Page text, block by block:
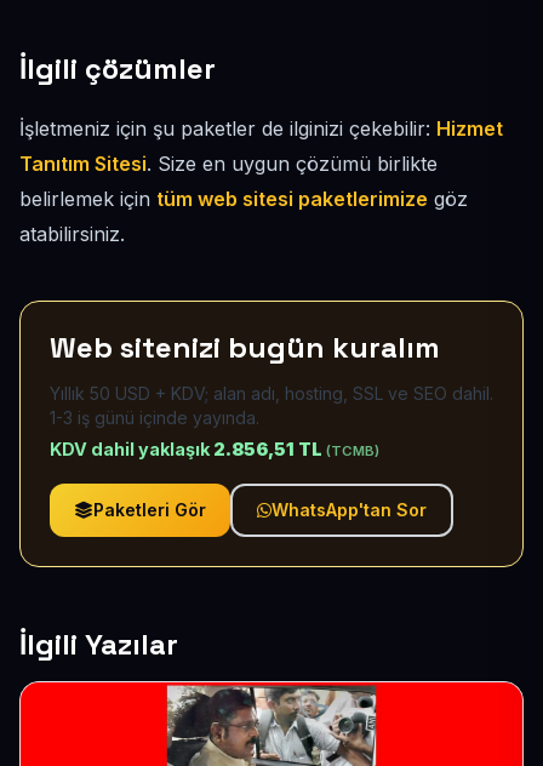
İlgili çözümler
İşletmeniz için şu paketler de ilginizi çekebilir: Hizmet
Tanıtım Sitesi. Size en uygun çözümü birlikte
belirlemek için tüm web sitesi paketlerimize göz
atabilirsiniz.
Web sitenizi bugün kuralım
Yıllık 50 USD + KDV; alan adı, hosting, SSL ve SEO dahil.
1-3 iş günü içinde yayında.
KDV dahil yaklaşık 2.856,51 TL (TCMB)
Paketleri Gör WhatsApp'tan Sor
İlgili Yazılar